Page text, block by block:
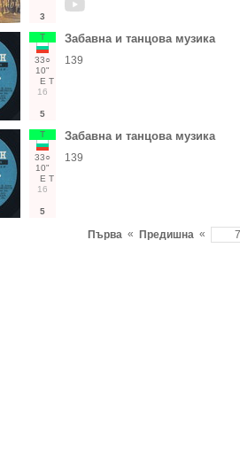
3
Т
33○
10"
Е Т
16
5
Забавна и танцова музика
139
Т
33○
10"
Е Т
16
5
Забавна и танцова музика
139
Първа « Предишна «